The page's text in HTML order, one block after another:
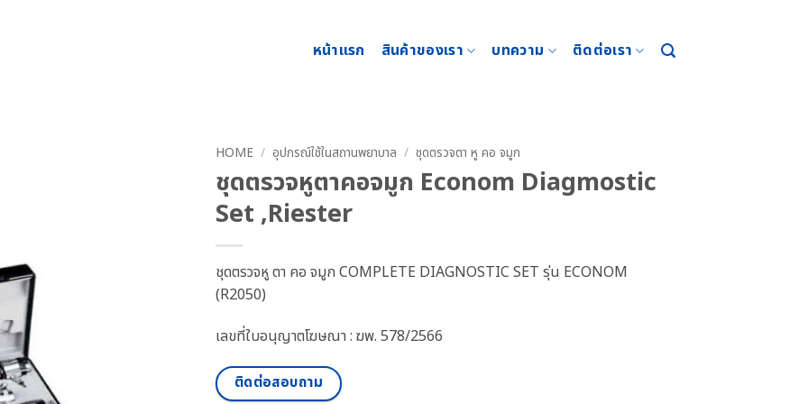
หน้าแรก สินค้าของเรา บทความ ติดต่อเรา
HOME / อุปกรณ์ใช้ในสถานพยาบาล / ชุดตรวจตา หู คอ จมูก
ชุดตรวจหูตาคอจมูก Econom Diagmostic
Set ,Riester
ชุดตรวจหู ตา คอ จมูก COMPLETE DIAGNOSTIC SET รุ่น ECONOM
(R2050)
เลขที่ใบอนุญาตโฆษณา : ฆพ. 578/2566
ติดต่อสอบถาม